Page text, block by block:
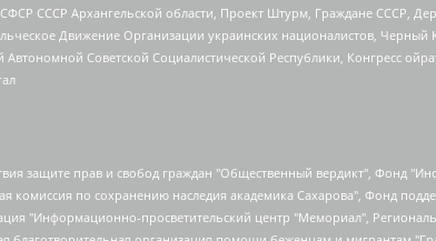
СССР Архангельской области, Проект Штурм, Граждане СССР,
Движение Организации украинских националистов, Черный
Советской Социалистической Республики, Конгресс
(регистрационный номер 50008295751, дата регистрации 24.02.2020), Великовский Дмитрий Александрович, Долинина Ирина Николаевна, Мароховская Алеся Алексеевна, Шлейнов Роман Юрьевич, Шмагун Олеся Валентиновна, Общество с ограниченной ответственностью "Альтаир 2021", Общество с ограниченной ответственностью "Вега 2021", Общество с ограниченной ответственностью "Главный редактор 2021", Общество с ограниченной ответственностью "Ромашки монолит", Важенков Артем Валерьевич, Ивановская областная общественная организация "Центр гендерных исследований", Гурман Юрий Альбертович, Медиапроект "ОВД-Инфо", Егоров Владимир Владимирович, Жилинский Владимир Александрович, Общество с ограниченной ответственностью "ЗП", Иванова София Юрьевна, Карезина Инна Павловна, Кильтау Екатерина Викторовна, Петров Алексей Викторович, Пискунов Сергей Евгеньевич, Смирнов Сергей Сергеевич, Тихонов Михаил Сергеевич, Общество с ограниченной ответственностью "ЖУРНАЛИСТ-ИНОСТРАННЫЙ АГЕНТ", Арапова Галина Юрьевна, Вольтская Татьяна Анатольевна, Американская компания "Mason G.E.S. Anonymous Foundation" (США), являющаяся владельцем интернет-издания https://mnews.world/, Компания "Stichting Bellingcat", зарегистрированная в Нидерландах (дата регистрации 11.07.2018), Захаров Андрей Вячеславович, Клепиковская Екатерина Дмитриевна, Общество с ограниченной ответственностью "МЕМО", Перл Роман Александрович, Симонов Евгений Алексеевич, Соловьева Елена Анатольевна, Сотников Даниил Владимирович, Сурначева Елизавета Дмитриевна, Автономная некоммерческая организация по защите прав человека и информированию населения "Якутия – Наше Мнение", Общество с ограниченной ответственностью "Москоу диджитал медиа", с 26.01.2023 Общество с ограниченной ответственностью "Чайка Белые сады", Ветошкина Валерия Валерьевна, Заговора Максим Александрович, Межрегиональное общественное движение "Российская ЛГБТ - сеть", Оленичев Максим Владимирович, Павлов Иван Юрьевич, Скворцова Елена Сергеевна, Общество с ограниченной ответственностью "Как бы инагент", Кочетков Игорь Викторович, Общество с ограниченной ответственностью "Честные выборы", Еланчик Олег Александрович, Общество с ограниченной ответственностью "Нобелевский призыв", Гималова Регина Эмилевна, Григорьев Андрей Валерьевич, Григорьева Алина Александровна, Ассоциация по содействию защите прав призывников, альтернативнослужащих и военнослужащих "Правозащитная группа "Гражданин.Армия.Право", Хисамова Регина Фаритовна, Автономная некоммерческая организация по реализации социально-правовых программ "Лилит", Дальневосточное общественное движение "Маяк", Санкт-Петербургская ЛГБТ-инициативная группа "Выход", Инициативная группа ЛГБТ+ "Реверс", Алексеев Андрей Викторович, Бекбулатова Таисия Львовна, Беляев Иван Михайлович, Владыкина Елена Сергеевна, Гельман Марат Александрович, Никульшина Вероника Юрьевна, Толоконникова Надежда Андреевна, Шендерович Виктор Анатольевич, Общество с